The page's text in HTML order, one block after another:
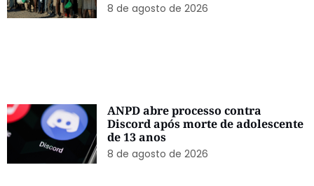
8 de agosto de 2026
ANPD abre processo contra
Discord após morte de adolescente
de 13 anos
8 de agosto de 2026